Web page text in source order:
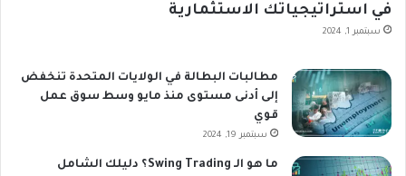
في استراتيجياتك الاستثمارية
سبتمبر 1, 2024
مطالبات البطالة في الولايات المتحدة تنخفض
إلى أدنى مستوى منذ مايو وسط سوق عمل
قوي
سبتمبر 19, 2024
ما هو الـ Swing Trading؟ دليلك الشامل